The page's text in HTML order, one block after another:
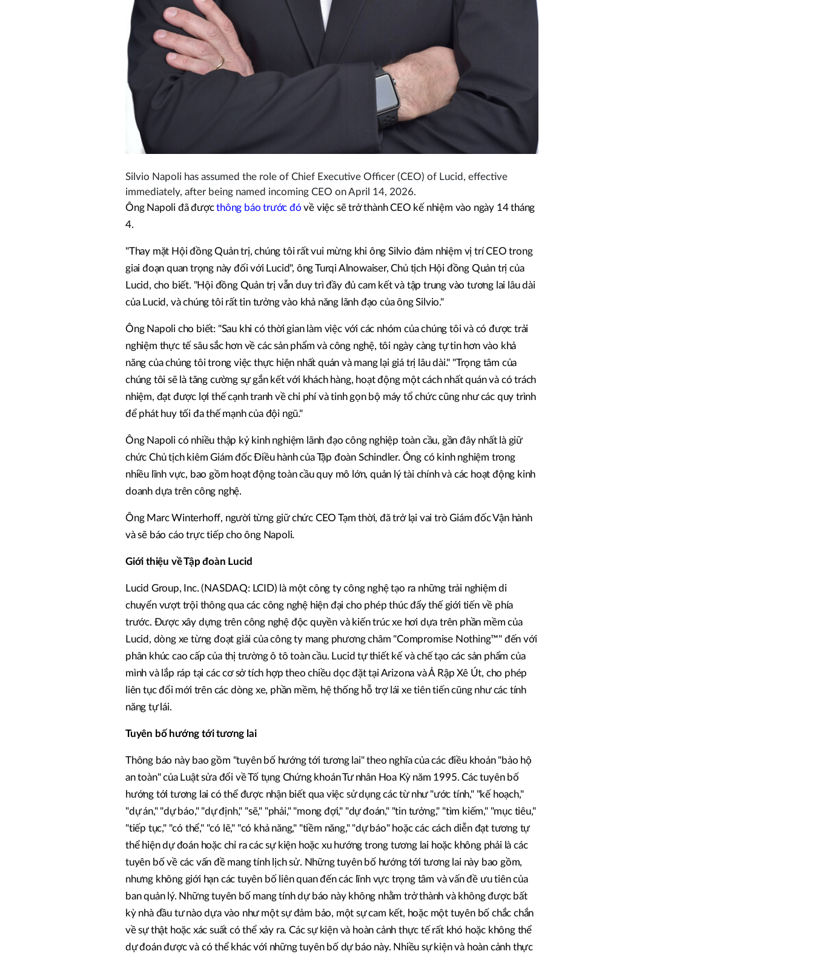
Silvio Napoli has assumed the role of Chief Executive Officer (CEO) of Lucid, effective
immediately, after being named incoming CEO on April 14, 2026.
Ông Napoli đã đượcthông báo trước đó về việc sẽ trở thành CEO kế nhiệm vào ngày 14 tháng
4.
"Thay mặt Hội đồng Quản trị, chúng tôi rất vui mừng khi ông Silvio đảm nhiệm vị trí CEO trong
giai đoạn quan trọng này đối với Lucid", ông Turqi Alnowaiser, Chủ tịch Hội đồng Quản trị của
Lucid, cho biết. "Hội đồng Quản trị vẫn duy trì đầy đủ cam kết và tập trung vào tương lai lâu dài
của Lucid, và chúng tôi rất tin tưởng vào khả năng lãnh đạo của ông Silvio."
Ông Napoli cho biết: "Sau khi có thời gian làm việc với các nhóm của chúng tôi và có được trải
nghiệm thực tế sâu sắc hơn về các sản phẩm và công nghệ, tôi ngày càng tự tin hơn vào khả
năng của chúng tôi trong việc thực hiện nhất quán và mang lại giá trị lâu dài." "Trọng tâm của
chúng tôi sẽ là tăng cường sự gắn kết với khách hàng, hoạt động một cách nhất quán và có trách
nhiệm, đạt được lợi thế cạnh tranh về chi phí và tinh gọn bộ máy tổ chức cũng như các quy trình
để phát huy tối đa thế mạnh của đội ngũ."
Ông Napoli có nhiều thập kỷ kinh nghiệm lãnh đạo công nghiệp toàn cầu, gần đây nhất là giữ
chức Chủ tịch kiêm Giám đốc Điều hành của Tập đoàn Schindler. Ông có kinh nghiệm trong
nhiều lĩnh vực, bao gồm hoạt động toàn cầu quy mô lớn, quản lý tài chính và các hoạt động kinh
doanh dựa trên công nghệ.
Ông Marc Winterhoff, người từng giữ chức CEO Tạm thời, đã trở lại vai trò Giám đốc Vận hành
và sẽ báo cáo trực tiếp cho ông Napoli.
Giới thiệu về Tập đoàn Lucid
Lucid Group, Inc. (NASDAQ: LCID) là một công ty công nghệ tạo ra những trải nghiệm di
chuyển vượt trội thông qua các công nghệ hiện đại cho phép thúc đẩy thế giới tiến về phía
trước. Được xây dựng trên công nghệ độc quyền và kiến trúc xe hơi dựa trên phần mềm của
Lucid, dòng xe từng đoạt giải của công ty mang phương châm "Compromise Nothing™" đến với
phân khúc cao cấp của thị trường ô tô toàn cầu. Lucid tự thiết kế và chế tạo các sản phẩm của
mình và lắp ráp tại các cơ sở tích hợp theo chiều dọc đặt tại Arizona và Ả Rập Xê Út, cho phép
liên tục đổi mới trên các dòng xe, phần mềm, hệ thống hỗ trợ lái xe tiên tiến cũng như các tính
năng tự lái.
Tuyên bố hướng tới tương lai
Thông báo này bao gồm "tuyên bố hướng tới tương lai" theo nghĩa của các điều khoản "bảo hộ
an toàn" của Luật sửa đổi về Tố tụng Chứng khoán Tư nhân Hoa Kỳ năm 1995. Các tuyên bố
hướng tới tương lai có thể được nhận biết qua việc sử dụng các từ như "ước tính," "kế hoạch,"
"dự án," "dự báo," "dự định," "sẽ," "phải," "mong đợi," "dự đoán," "tin tưởng," "tìm kiếm," "mục tiêu,"
"tiếp tục," "có thể," "có lẽ," "có khả năng," "tiềm năng," "dự báo" hoặc các cách diễn đạt tương tự
thể hiện dự đoán hoặc chỉ ra các sự kiện hoặc xu hướng trong tương lai hoặc không phải là các
tuyên bố về các vấn đề mang tính lịch sử. Những tuyên bố hướng tới tương lai này bao gồm,
nhưng không giới hạn các tuyên bố liên quan đến các lĩnh vực trọng tâm và vấn đề ưu tiên của
ban quản lý. Những tuyên bố mang tính dự báo này không nhằm trở thành và không được bất
kỳ nhà đầu tư nào dựa vào như một sự đảm bảo, một sự cam kết, hoặc một tuyên bố chắc chắn
về sự thật hoặc xác suất có thể xảy ra. Các sự kiện và hoàn cảnh thực tế rất khó hoặc không thể
dự đoán được và có thể khác với những tuyên bố dự báo này. Nhiều sự kiện và hoàn cảnh thực